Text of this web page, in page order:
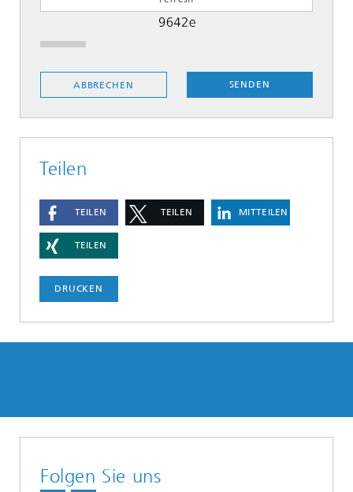
SENDEN
ABBRECHEN
Teilen
TEILEN TEILEN MITTEILEN
TEILEN
DRUCKEN
Folgen Sie uns